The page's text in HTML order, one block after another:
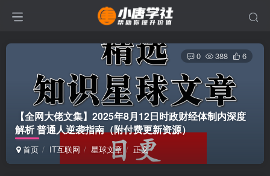
【全网大佬文集】2025年8月12日时政财经体制内深度
解析 普通人逆袭指南（附付费更新资源）
首页 IT互联网 星球文章 正文
0 388 6